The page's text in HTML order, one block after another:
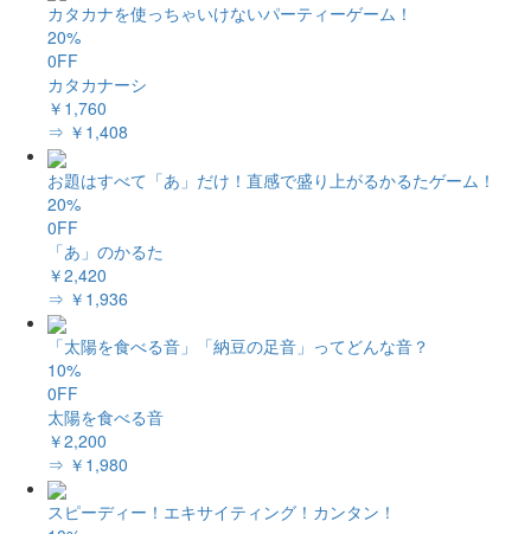
カタカナを使っちゃいけないパーティーゲーム！
20%
0FF
カタカナーシ
￥1,760
⇒ ￥1,408
お題はすべて「あ」だけ！直感で盛り上がるかるたゲーム！
20%
0FF
「あ」のかるた
￥2,420
⇒ ￥1,936
「太陽を食べる音」「納豆の足音」ってどんな音？
10%
0FF
太陽を食べる音
￥2,200
⇒ ￥1,980
スピーディー！エキサイティング！カンタン！